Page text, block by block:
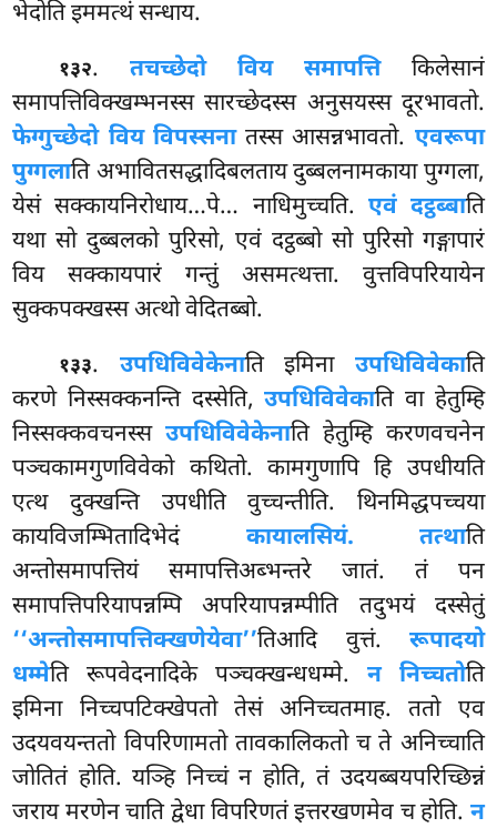
भेदोति इममत्थं सन्धाय.
१३२. तचच्छेदो विय समापत्तिकिलेसानं
समापत्तिविक्खम्भनस्स सारच्छेदस्स अनुसयस्स दूरभावतो.
फेग्गुच्छेदो विय विपस्सनातस्स आसन्नभावतो. एवरूपा
पुग्गलाति अभावितसद्धादिबलताय दुब्बलनामकाया पुग्गला,
येसं सक्कायनिरोधाय…पे… नाधिमुच्चति. एवं दट्ठब्बाति
यथा सो दुब्बलको पुरिसो, एवं दट्ठब्बो सो पुरिसो गङ्गापारं
विय सक्कायपारं गन्तुं असमत्थत्ता. वुत्तविपरियायेन
सुक्कपक्खस्स अत्थो वेदितब्बो.
१३३. उपधिविवेकेनाति इमिना उपधिविवेकाति
करणे निस्सक्कनन्ति दस्सेति,उपधिविवेकाति वा हेतुम्हि
निस्सक्कवचनस्सउपधिविवेकेनाति हेतुम्हि करणवचनेन
पञ्चकामगुणविवेको कथितो. कामगुणापि हि उपधीयति
एत्थ दुक्खन्ति उपधीति वुच्चन्तीति. थिनमिद्धपच्चया
कायविजम्भितादिभेदं कायालसियं. तत्थाति
अन्तोसमापत्तियं समापत्तिअब्भन्तरे जातं. तं पन
समापत्तिपरियापन्नम्पि अपरियापन्नम्पीति तदुभयं दस्सेतुं
‘‘अन्तोसमापत्तिक्खणेयेवा’’तिआदि वुत्तं. रूपादयो
धम्मेति रूपवेदनादिके पञ्चक्खन्धधम्मे. न निच्चतोति
इमिना निच्चपटिक्खेपतो तेसं अनिच्चतमाह. ततो एव
उदयवयन्ततो विपरिणामतो तावकालिकतो च ते अनिच्चाति
जोतितं होति. यञ्हि निच्चं न होति, तं उदयब्बयपरिच्छिन्नं
जराय मरणेन चाति द्वेधा विपरिणतं इत्तरखणमेव च होति. न